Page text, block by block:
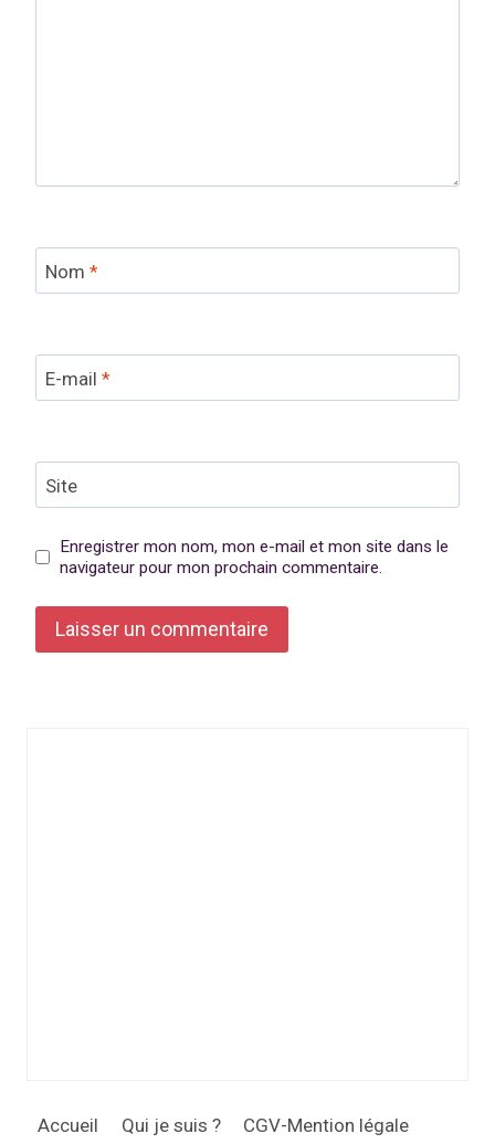
Nom *
E-mail *
Site
Enregistrer mon nom, mon e-mail et mon site dans le
navigateur pour mon prochain commentaire.
Accueil Qui je suis ? CGV-Mention légale